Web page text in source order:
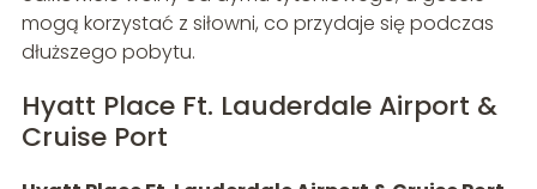
mogą korzystać z siłowni, co przydaje się podczas
dłuższego pobytu.
Hyatt Place Ft. Lauderdale Airport &
Cruise Port